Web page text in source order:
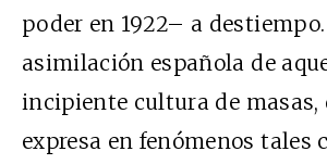
poder en 1922– a
asimilación española de
incipiente cultura de masas,
expresa en fenómenos tales